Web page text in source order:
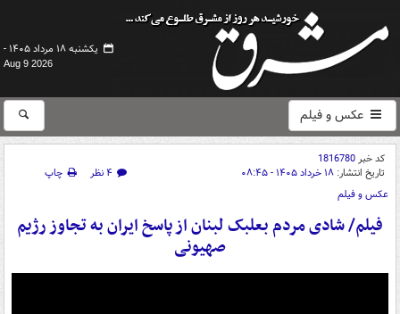
یکشنبه ۱۸ مرداد ۱۴۰۵ -
Aug 9 2026
عکس و فیلم
کد خبر1816780
تاریخ انتشار: ۱۸ خرداد ۱۴۰۵ - ۰۸:۴۵ ۴ نظر
چاپ
عکس و فیلم
فیلم/ شادی مردم بعلبک لبنان از پاسخ ایران به تجاوز رژیم‌
صهیونی